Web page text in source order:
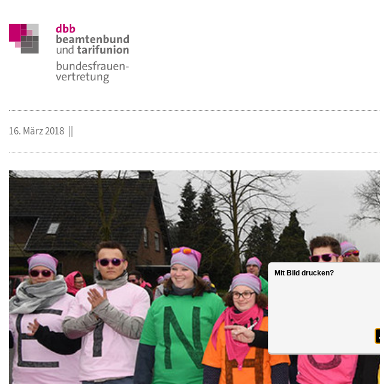
16. März 2018
Mit Bild drucken?